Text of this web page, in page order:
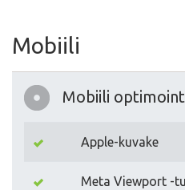
Mobiili
Mobiili
Apple-kuvake
Meta Viewport -